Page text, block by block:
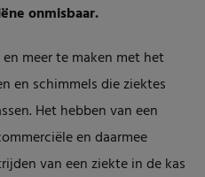
onmisbaar.
meer te maken met het
en schimmels die ziektes
Het hebben van een
en daarmee
van een ziekte in de kas